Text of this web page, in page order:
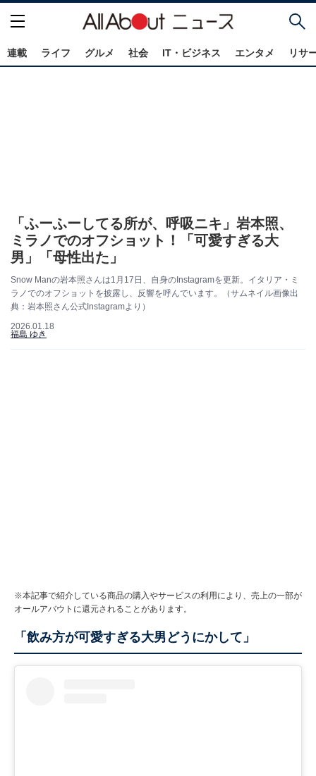
連載 ライフ グルメ 社会 IT・ビジネス エンタメ リサ
「ふーふーしてる所が、呼吸ニキ」岩本照、
ミラノでのオフショット！「可愛すぎる大
男」「母性出た」
Snow Manの岩本照さんは1月17日、自身のInstagramを更新。イタリア・ミ
ラノでのオフショットを披露し、反響を呼んでいます。（サムネイル画像出
典：岩本照さん公式Instagramより）
2026.01.18
福島 ゆき
※本記事で紹介している商品の購入やサービスの利用により、売上の一部が
オールアバウトに還元されることがあります。
「飲み方が可愛すぎる大男どうにかして」